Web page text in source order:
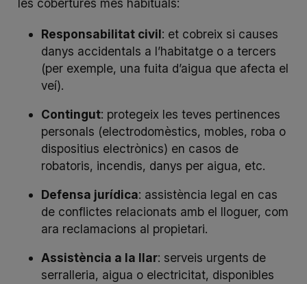
les cobertures més habituals:
Responsabilitat civil: et cobreix si causes
danys accidentals a l’habitatge o a tercers
(per exemple, una fuita d’aigua que afecta el
veí).
Contingut: protegeix les teves pertinences
personals (electrodomèstics, mobles, roba o
dispositius electrònics) en casos de
robatoris, incendis, danys per aigua, etc.
Defensa jurídica: assistència legal en cas
de conflictes relacionats amb el lloguer, com
ara reclamacions al propietari.
Assistència a la llar: serveis urgents de
serralleria, aigua o electricitat, disponibles